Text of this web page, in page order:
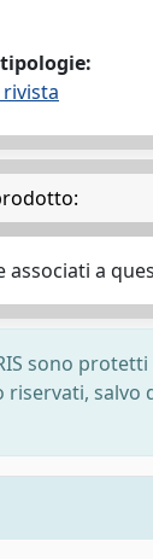
associati a
sono
salvo